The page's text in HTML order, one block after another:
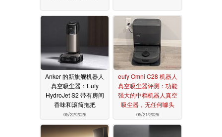
Anker 的新旗舰机器人
真空吸尘器：Eufy
HydroJet S2 带有房间
香味和滚筒拖把
05/22/2026
eufy Omni C28 机器人
真空吸尘器评测：功能
强大的中档机器人真空
吸尘器，无任何噱头
05/21/2026